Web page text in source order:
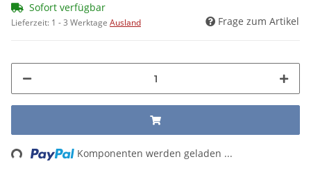
Sofort verfügbar
Lieferzeit: 1 - 3 Werktage Ausland Frage zum Artikel
Komponenten werden geladen ...